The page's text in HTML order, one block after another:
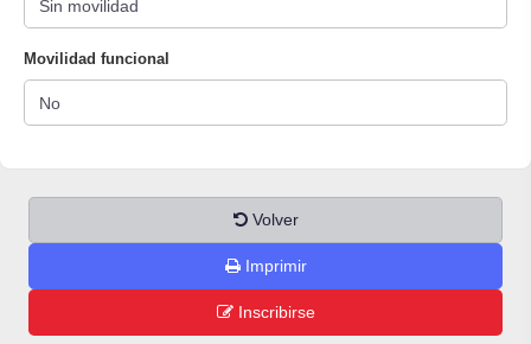
Movilidad funcional
Volver
Imprimir
Inscribirse